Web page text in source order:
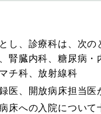
し、診療科は、次の
腎臓内科、糖尿病
チ科、放射線科
医、開放病床担当医
床への入院につい